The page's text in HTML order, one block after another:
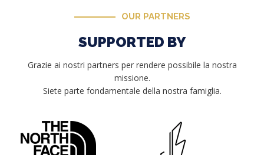
OUR PARTNERS
SUPPORTED BY
Grazie ai nostri partners per rendere possibile la nostra
missione.
Siete parte fondamentale della nostra famiglia.